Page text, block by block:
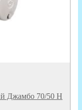
Джамбо 70/50 Н